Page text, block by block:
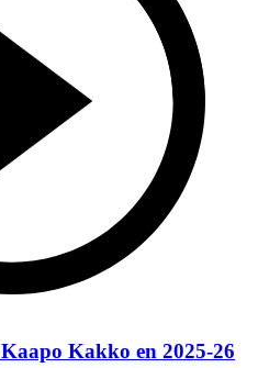
Kakko en 2025-26